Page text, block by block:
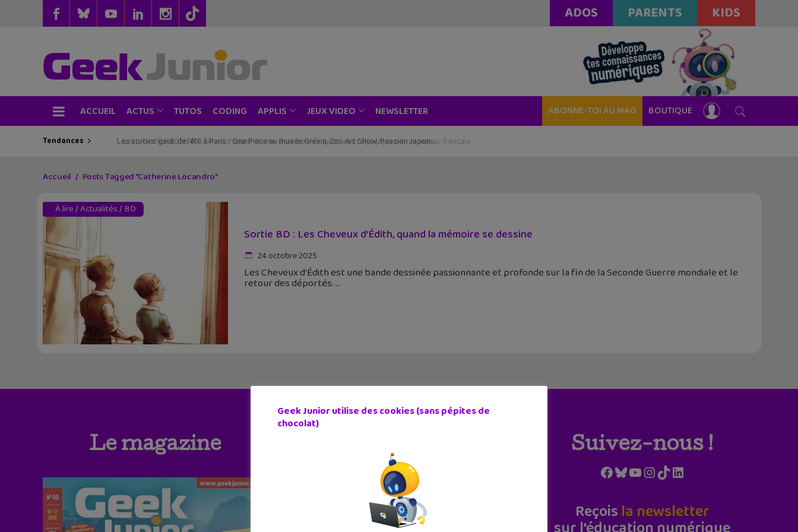
ADOS PARENTS KIDS
ACCUEIL ACTUS TUTOS CODING APPLIS JEUX VIDEO NEWSLETTER ABONNE-TOI AU MAG BOUTIQUE
Tendances Les sorties geek de l’été à Paris : One Piece au musée Grévin, Zoo Art Show, Passion Japon…
Accueil Posts Tagged "Catherine Locandro"
À lire/Actualités/ BD
Sortie BD : Les Cheveux d’Édith, quand la mémoire se dessine
24 octobre 2025
Les Cheveux d'Édith est une bande dessinée passionnante et profonde sur la fin de la Seconde Guerre mondiale et le
retour des déportés.
Le magazine Suivez-nous !
Facebook
Bluesky
YouTube
Instagram
TikTokLinkedIn
Reçois la newsletter
Geek Junior utilise des cookies (sans pépites de
chocolat)